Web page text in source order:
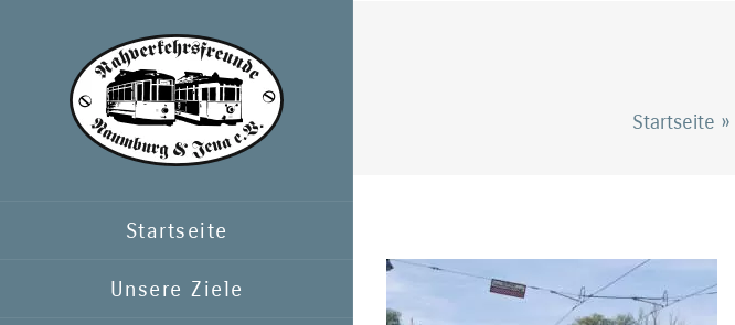
springen
Startseite
Unsere Ziele
Startseite »